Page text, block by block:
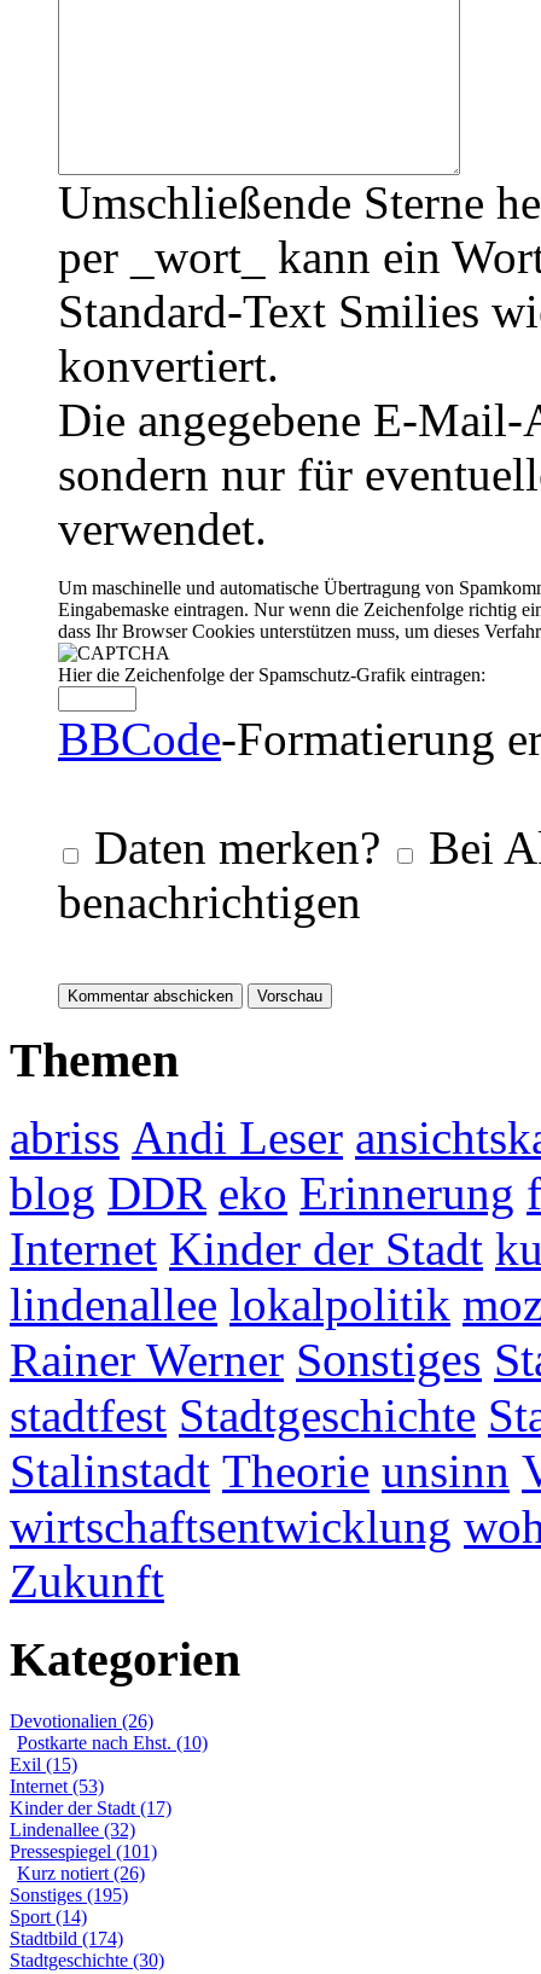
Umschließende Sterne
per _wort_ kann ein
Standard-Text Smilies
konvertiert.
Die angegebene E-
sondern nur für
verwendet.
Um maschinelle und automatische Übertragung von
Eingabemaske eintragen. Nur wenn die Zeichenfolge richtig
dass Ihr Browser Cookies unterstützen muss, um dieses
Hier die Zeichenfolge der Spamschutz-Grafik eintragen:
BBCode-Formatierung
Daten merken?
Bei
benachrichtigen
Themen
abriss Andi Leser
blog DDR eko Erinnerung
Internet Kinder der Stadt
lindenallee lokalpolitik
Rainer Werner Sonstiges
stadtfest Stadtgeschichte
Stalinstadt Theorie unsinn
wirtschaftsentwicklung
Zukunft
Kategorien
Devotionalien (26)
Postkarte nach Ehst. (10)
Exil (15)
Internet (53)
Kinder der Stadt (17)
Lindenallee (32)
Pressespiegel (101)
Kurz notiert (26)
Sonstiges (195)
Sport (14)
Stadtbild (174)
Stadtgeschichte (30)